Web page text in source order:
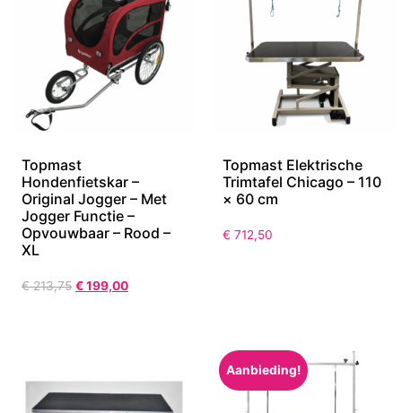
Topmast
Hondenfietskar –
Original Jogger – Met
Jogger Functie –
Opvouwbaar – Rood –
XL
€213,75 €199,00
Topmast Elektrische
Trimtafel Chicago – 110
× 60 cm
€ 712,50
Aanbieding!